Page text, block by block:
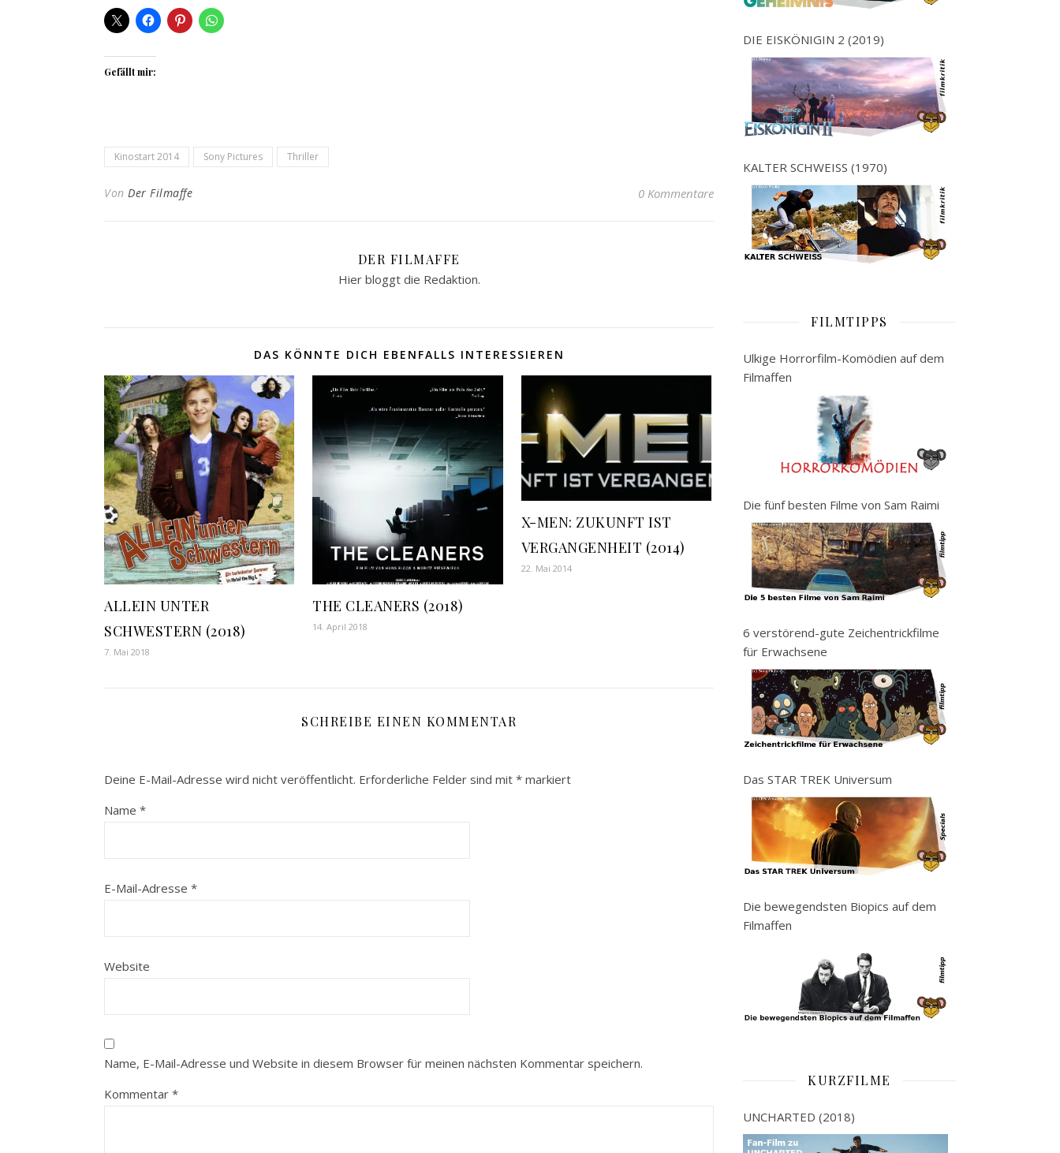
Gefällt mir:
Kinostart 2014 Sony Pictures Thriller
Von Der Filmaffe 0 Kommentare
DER FILMAFFE
Hier bloggt die Redaktion.
DAS KÖNNTE DICH EBENFALLS INTERESSIEREN
ALLEIN UNTER
SCHWESTERN (2018)
7. Mai 2018
THE CLEANERS (2018)
14. April 2018
X-MEN: ZUKUNFT IST
VERGANGENHEIT (2014)
22. Mai 2014
SCHREIBE EINEN KOMMENTAR
Deine E-Mail-Adresse wird nicht veröffentlicht. Erforderliche Felder sind mit * markiert
Name *
E-Mail-Adresse *
Website
Name, E-Mail-Adresse und Website in diesem Browser für meinen nächsten Kommentar speichern.
Kommentar *
DIE EISKÖNIGIN 2 (2019)
KALTER SCHWEISS (1970)
FILMTIPPS
Ulkige Horrorfilm-Komödien auf dem
Filmaffen
Die fünf besten Filme von Sam Raimi
6 verstörend-gute Zeichentrickfilme
für Erwachsene
Das STAR TREK Universum
Die bewegendsten Biopics auf dem
Filmaffen
KURZFILME
UNCHARTED (2018)